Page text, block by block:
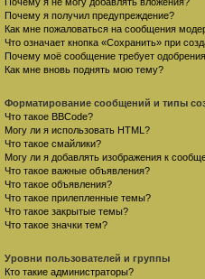
Почему я получил предупреждение?
Как мне пожаловаться на сообщения
Что означает кнопка «Сохранить» при
Почему моё сообщение требует
Как мне вновь поднять мою тему?
Форматирование сообщений и типы
Что такое BBCode?
Могу ли я использовать HTML?
Что такое смайлики?
Могу ли я добавлять изображения к
Что такое важные объявления?
Что такое объявления?
Что такое прилепленные темы?
Что такое закрытые темы?
Что такое значки тем?
Уровни пользователей и группы
Кто такие администраторы?